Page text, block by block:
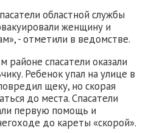
областной службы
женщину и
- отметили в ведомстве.
спасатели оказали
Ребенок упал на улице в
щеку, но скорая
до места. Спасатели
первую помощь и
до кареты «скорой».